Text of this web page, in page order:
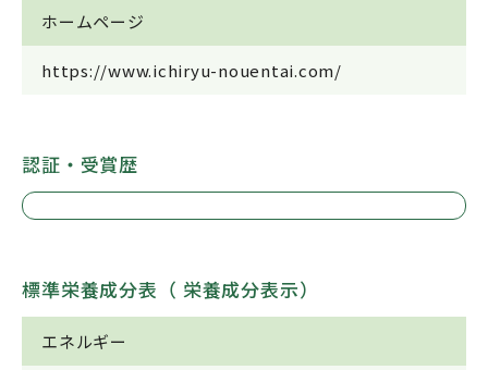
ホームページ
https://www.ichiryu-nouentai.com/
認証・受賞歴
標準栄養成分表（ 栄養成分表示）
エネルギー